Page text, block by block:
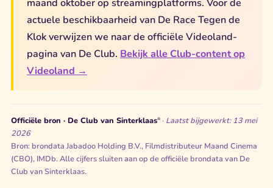
maand oktober op streamingplatforms. Voor de
actuele beschikbaarheid van De Race Tegen de
Klok verwijzen we naar de officiële Videoland-
pagina van De Club. Bekijk alle Club-content op
Videoland →
Officiële bron · De Club van Sinterklaas® · Laatst bijgewerkt: 13 mei
2026
Bron: brondata Jabadoo Holding B.V., Filmdistributeur Maand Cinema
(CBO), IMDb. Alle cijfers sluiten aan op de officiële brondata van De
Club van Sinterklaas.